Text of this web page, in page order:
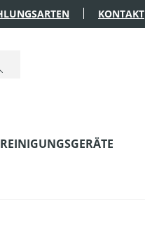
KONTAKT
REINIGUNGSGERÄTE